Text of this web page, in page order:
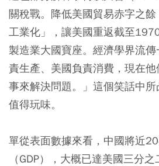
關稅戰。降低美國貿易赤字之
工業化」，讓美國重返截至
製造業大國寶座。經濟學界流
責生產、美國負責消費，現在
事來解決問題。」這個笑話中
值得玩味。
單從表面數據來看，中國將近
（GDP），大概已達美國三分